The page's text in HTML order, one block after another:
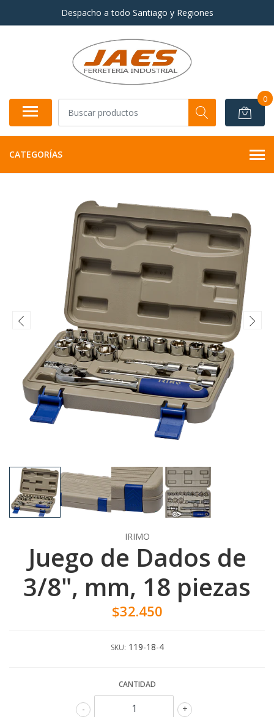
Despacho a todo Santiago y Regiones
0
CATEGORÍAS
IRIMO
Juego de Dados de
3/8", mm, 18 piezas
$32.450
SKU: 119-18-4
CANTIDAD
+
-